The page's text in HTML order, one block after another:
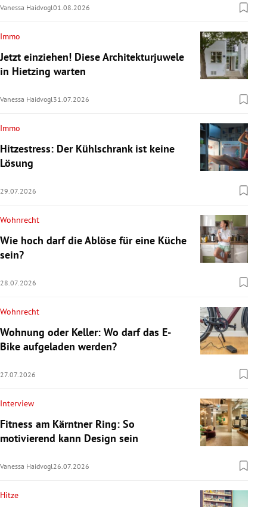
Vanessa Haidvogl01.08.2026
Immo
Jetzt einziehen! Diese Architekturjuwele
in Hietzing warten
Vanessa Haidvogl31.07.2026
Immo
Hitzestress: Der Kühlschrank ist keine
Lösung
29.07.2026
Wohnrecht
Wie hoch darf die Ablöse für eine Küche
sein?
28.07.2026
Wohnrecht
Wohnung oder Keller: Wo darf das E-
Bike aufgeladen werden?
27.07.2026
Interview
Fitness am Kärntner Ring: So
motivierend kann Design sein
Vanessa Haidvogl 26.07.2026
Hitze